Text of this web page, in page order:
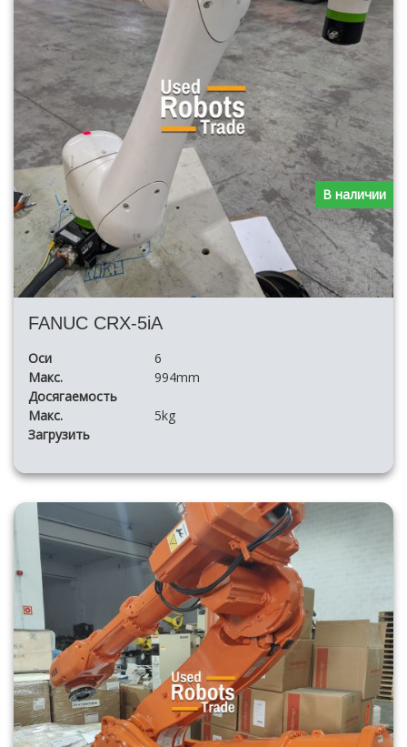
FANUC CRX-5iA
Оси
6
Макс.
Досягаемость
994mm
Макс.
Загрузить
5kg
В наличии